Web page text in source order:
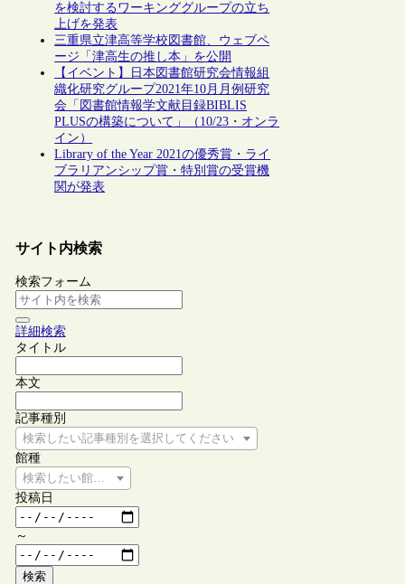
を検討するワーキンググループの立ち
上げを発表
三重県立津高等学校図書館、ウェブペ
ージ「津高生の推し本」を公開
【イベント】日本図書館研究会情報組
織化研究グループ2021年10月月例研究
会「図書館情報学文献目録BIBLIS
PLUSの構築について」（10/23・オンラ
イン）
Library of the Year 2021の優秀賞・ライ
ブラリアンシップ賞・特別賞の受賞機
関が発表
サイト内検索
検索フォーム
詳細検索
タイトル
本文
記事種別
検索したい記事種別を選択してください
館種
検索したい館種を選択してください
投稿日
～
検索